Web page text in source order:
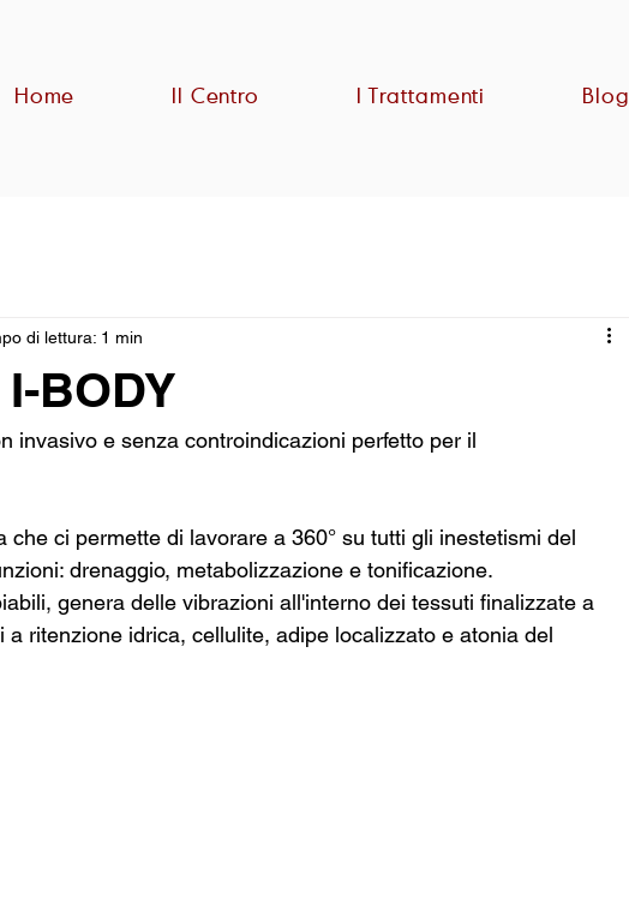
Home Il Centro I Trattamenti Blog
BODY
di lettura: 1 min
invasivo e senza controindicazioni perfetto per il
che ci permette di lavorare a 360° su tutti gli inestetismi del
drenaggio, metabolizzazione e tonificazione.
genera delle vibrazioni all'interno dei tessuti finalizzate a
a ritenzione idrica, cellulite, adipe localizzato e atonia del